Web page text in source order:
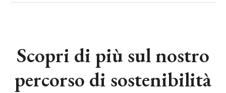
Scopri di più sul nostro
percorso di sostenibilità